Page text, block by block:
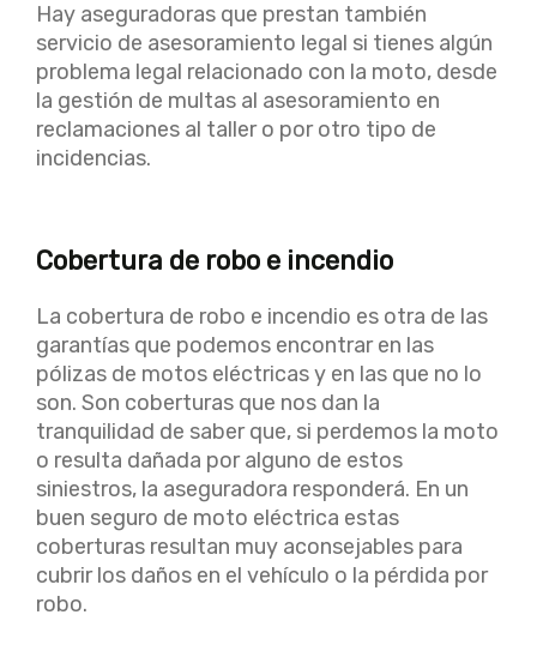
Hay aseguradoras que prestan también
servicio de asesoramiento legal si tienes algún
problema legal relacionado con la moto, desde
la gestión de multas al asesoramiento en
reclamaciones al taller o por otro tipo de
incidencias.
Cobertura de robo e incendio
La cobertura de robo e incendio es otra de las
garantías que podemos encontrar en las
pólizas de motos eléctricas y en las que no lo
son. Son coberturas que nos dan la
tranquilidad de saber que, si perdemos la moto
o resulta dañada por alguno de estos
siniestros, la aseguradora responderá. En un
buen seguro de moto eléctrica estas
coberturas resultan muy aconsejables para
cubrir los daños en el vehículo o la pérdida por
robo.